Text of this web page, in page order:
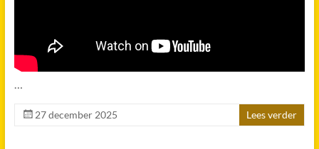
…
27 december 2025 Lees verder